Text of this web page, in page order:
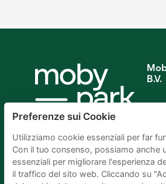
B.V.
Preferenze sui Cookie
Utilizziamo cookie essenziali per far
Con il tuo consenso, possiamo anche
essenziali per migliorare l'esperienza
il traffico del sito web. Cliccando su